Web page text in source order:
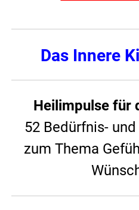
Das Innere
Heilimpulse für
52 Bedürfnis-
zum Thema